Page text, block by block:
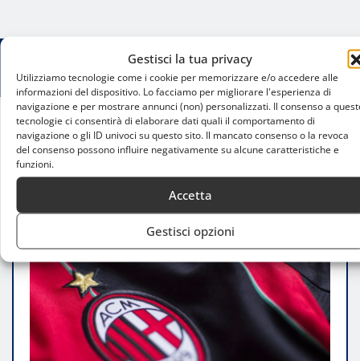
Gestisci la tua privacy
Utilizziamo tecnologie come i cookie per memorizzare e/o accedere alle
informazioni del dispositivo. Lo facciamo per migliorare l'esperienza di
navigazione e per mostrare annunci (non) personalizzati. Il consenso a
tecnologie ci consentirà di elaborare dati quali il comportamento di
navigazione o gli ID univoci su questo sito. Il mancato consenso o la revoca
del consenso possono influire negativamente su alcune caratteristiche e
funzioni.
Accetta
Gestisci opzioni
Home
Milan, Ricci al centro del progetto di Tare:
strategia e scenari